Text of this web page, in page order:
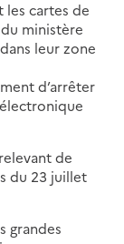
les cartes de
ministère
leur zone
d’arrêter
de
du 23 juillet
grandes